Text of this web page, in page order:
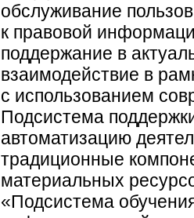
обслуживание
к правовой
поддержание в
взаимодействие в
с использованием
Подсистема
автоматизацию
традиционные
материальных
«Подсистема